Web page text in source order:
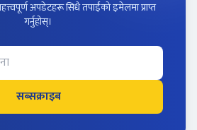
अपडेटहरू सिधै तपाईंको इमेलमा प्राप्त
गर्नुहोस्।
सब्सक्राइब